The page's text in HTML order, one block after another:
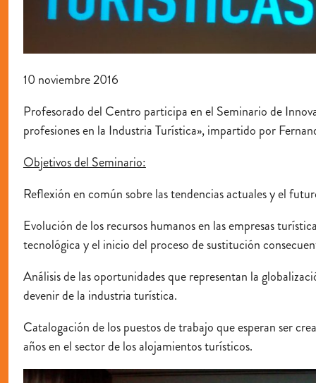
10 noviembre 2016
Profesorado del Centro participa en el Seminario de
profesiones en la Industria Turística», impartido por
Objetivos del Seminario:
Reflexión en común sobre las tendencias actuales y el
Evolución de los recursos humanos en las empresas
tecnológica y el inicio del proceso de sustitución
Análisis de las oportunidades que representan la
devenir de la industria turística.
Catalogación de los puestos de trabajo que esperan ser
años en el sector de los alojamientos turísticos.